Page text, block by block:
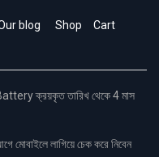
blog Shop Cart
ক্রয়কৃত তারিখ থেকে 4 মাস
মোবাইলে লাগিয়ে চেক করে নিবেন